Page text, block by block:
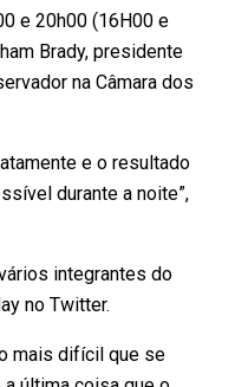
e 20h00 (16H00 e
Brady, presidente
na Câmara dos
e o resultado
durante a noite”,
integrantes do
no Twitter.
mais difícil que se